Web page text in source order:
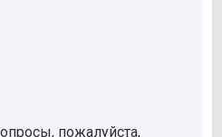
пожалуйста,